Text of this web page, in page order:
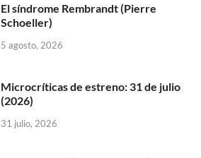
El síndrome Rembrandt (Pierre
Schoeller)
5 agosto, 2026
Microcríticas de estreno: 31 de julio
(2026)
31 julio, 2026